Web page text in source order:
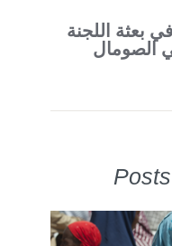
بعثة اللجنة
الصومال